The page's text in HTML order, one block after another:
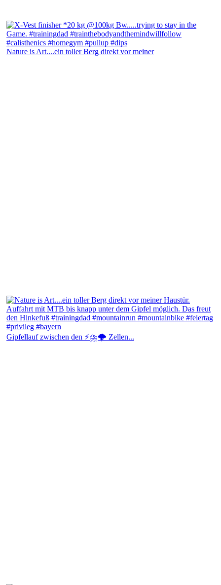
Nature is Art....ein toller Berg direkt vor meiner
Gipfellauf zwischen den ⚡⛈️🌩️ Zellen...